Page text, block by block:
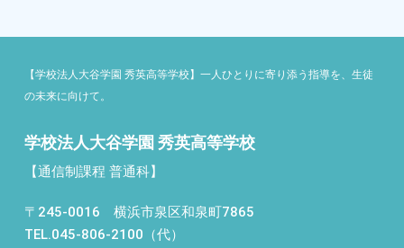
【学校法人大谷学園 秀英高等学校】一人ひとりに寄り添う指導を、生徒
の未来に向けて。
学校法人大谷学園 秀英高等学校
【通信制課程 普通科】
〒245-0016 横浜市泉区和泉町7865
TEL.045-806-2100（代）